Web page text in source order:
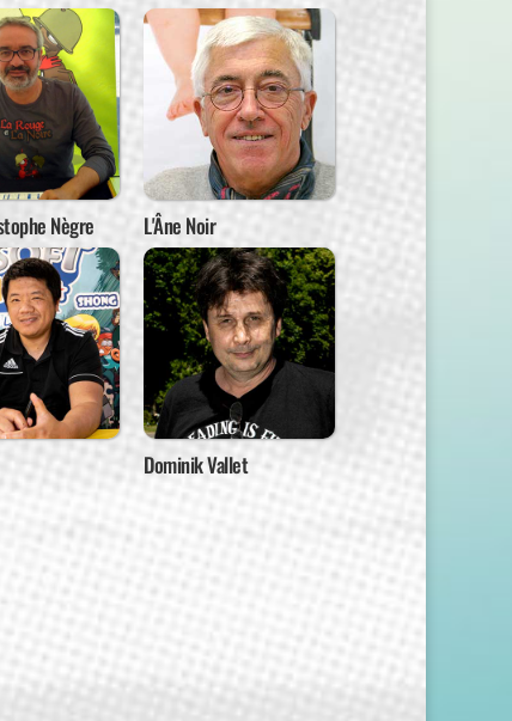
Nègre L'Âne Noir
Dominik Vallet